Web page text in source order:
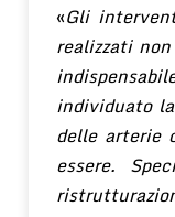
«Gli
realizzati
individuato
delle arterie
essere.